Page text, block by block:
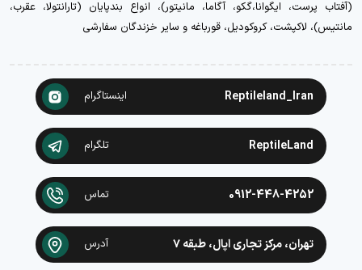
(آفتاب پرست، ایگوانا،گکو، آگاما، مانیتور)، انواع بندپایان (تارانتولا، عقرب،
مانتیس)، لاکپشت، کروکودیل، قورباغه و سایر خزندگان سفارشی
Reptileland_Iran اینستاگرام
ReptileLand تلگرام
0912-448-4252 تماس
تهران، مرکز تجاری اپال، طبقه ۷ آدرس